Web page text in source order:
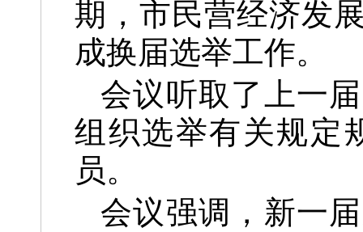
期，市民营经济发
成换届选举工作。
会议听取了上一
组织选举有关规定
员。
会议强调，新一